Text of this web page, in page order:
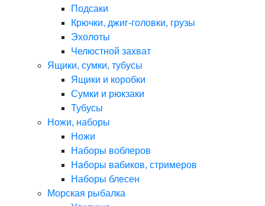
Подсаки
Крючки, джиг-головки, грузы
Эхолоты
Челюстной захват
Ящики, сумки, тубусы
Ящики и коробки
Сумки и рюкзаки
Тубусы
Ножи, наборы
Ножи
Наборы воблеров
Наборы вабиков, стримеров
Наборы блесен
Морская рыбалка